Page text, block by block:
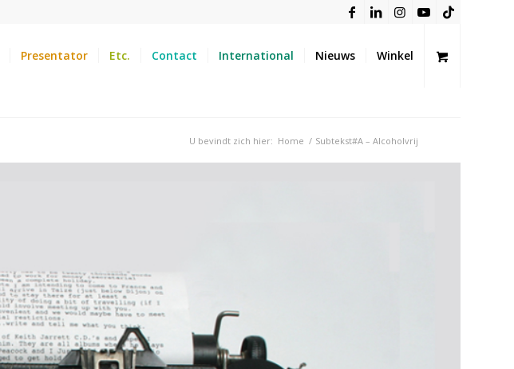
Presentator Etc. Contact International Nieuws Winkel
U bevindt zich hier: Home / Subtekst#A – Alcoholvrij